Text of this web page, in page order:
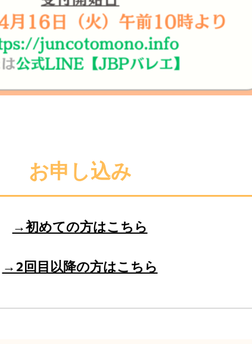
お申し込み
→初めての方はこちら
→2回目以降の方はこちら